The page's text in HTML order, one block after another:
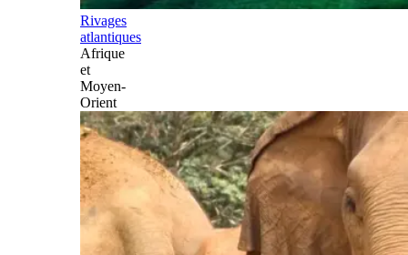
Rivages
atlantiques
Afrique
et
Moyen-
Orient